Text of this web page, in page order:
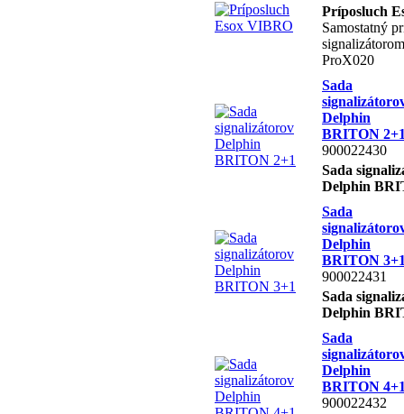
Príposluch
Samostatný
ProX020
Sada
Delphin
BRITON
900022430
Sada
Delphin
Sada
Delphin
BRITON
900022431
Sada
Delphin
Sada
Delphin
BRITON
900022432